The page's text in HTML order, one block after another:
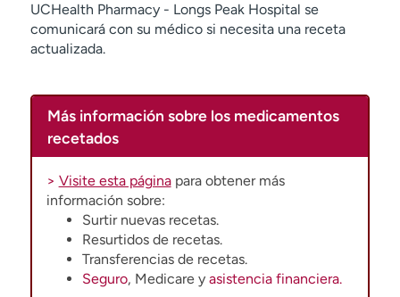
UCHealth Pharmacy - Longs Peak Hospital se
comunicará con su médico si necesita una receta
actualizada.
Más información sobre los medicamentos
recetados
> Visite esta páginapara obtener más
información sobre:
Surtir nuevas recetas.
Resurtidos de recetas.
Transferencias de recetas.
Seguro, Medicare y asistencia financiera.